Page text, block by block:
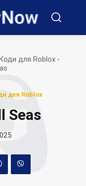
для Roblox
для Roblox
Seas